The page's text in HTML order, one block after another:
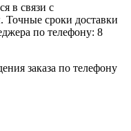
в связи с
Точные сроки доставки
по телефону: 8
заказа по телефону